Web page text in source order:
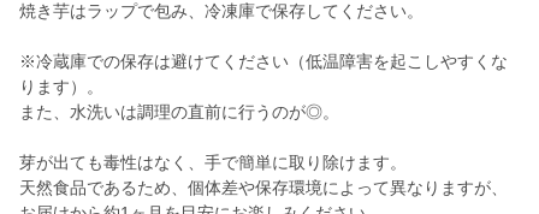
焼き芋はラップで包み、冷凍庫で保存してください。
※冷蔵庫での保存は避けてください（低温障害を起こしやすくな
ります）。
また、水洗いは調理の直前に行うのが◎。
芽が出ても毒性はなく、手で簡単に取り除けます。
天然食品であるため、個体差や保存環境によって異なりますが、